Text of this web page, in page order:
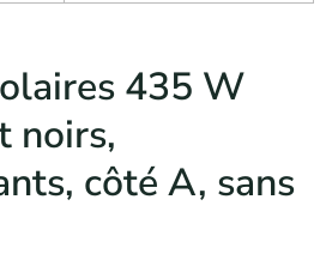
435 W
noirs,
côté A, sans